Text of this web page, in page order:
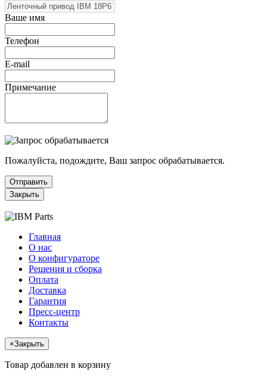
Ваше имя
Телефон
E-mail
Примечание
Пожалуйста, подождите, Ваш запрос обрабатывается.
Отправить
Закрыть
Главная
О нас
О конфигураторе
Решения и сборка
Оплата
Доставка
Гарантия
Пресс-центр
Контакты
×Закрыть
Товар добавлен в корзину